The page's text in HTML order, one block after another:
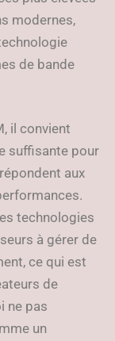
modernes,
de bande
il convient
suffisante pour
aux
technologies
à gérer de
ce qui est
de
ne pas
un